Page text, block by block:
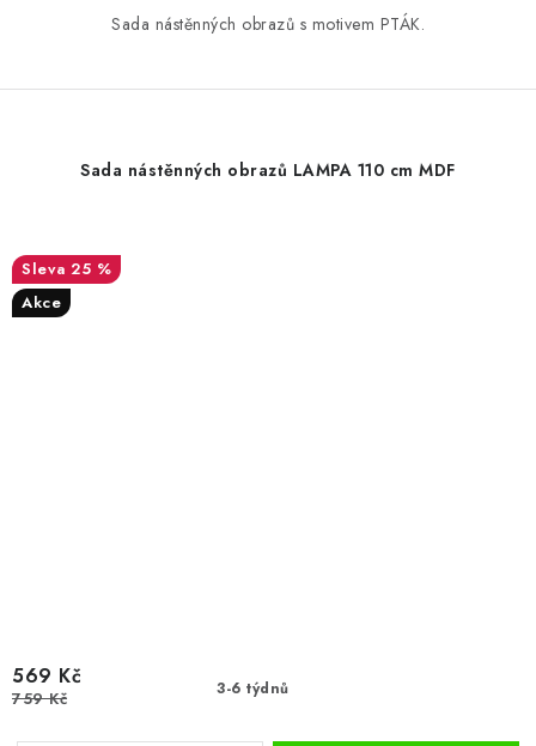
Sada nástěnných obrazů s motivem PTÁK.
Sada nástěnných obrazů LAMPA 110 cm MDF
25 %
Akce
3-6 týdnů
569 Kč
759 Kč